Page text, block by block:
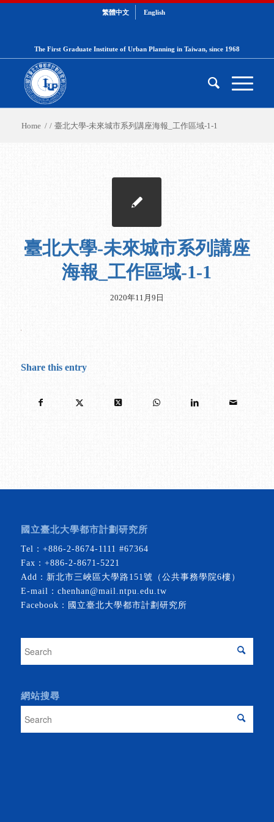
繁體中文 English
The First Graduate Institute of Urban Planning in Taiwan, since 1968
Home / / 臺北大學-未來城市系列講座海報_工作區域-1-1
臺北大學-未來城市系列講座
海報_工作區域-1-1
2020年11月9日
Share this entry
國立臺北大學都市計劃研究所
Tel： +886-2-8674-1111 #67364
Fax：+886-2-8671-5221
Add：新北市三峽區大學路151號（公共事務學院6樓）
E-mail： chenhan@mail.ntpu.edu.tw
Facebook： 國立臺北大學都市計劃研究所
網站搜尋